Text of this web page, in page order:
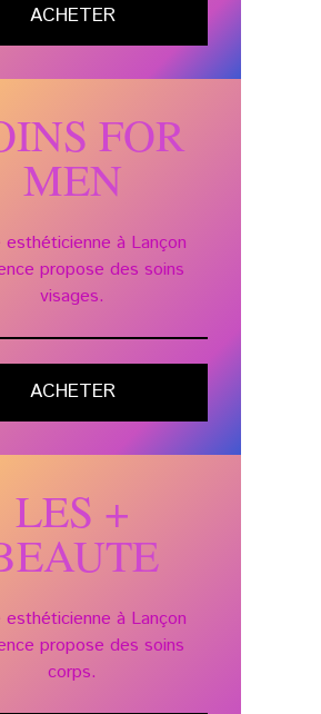
ACHETER
FOR
MEN
à Lançon
propose des soins
visages.
ACHETER
LES +
à Lançon
propose des soins
corps.